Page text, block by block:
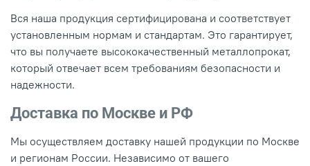
Вся наша продукция сертифицирована и соответствует
установленным нормам и стандартам. Это гарантирует,
что вы получаете высококачественный металлопрокат,
который отвечает всем требованиям безопасности и
надежности.
Доставка по Москве и РФ
Мы осуществляем доставку нашей продукции по Москве
и регионам России. Независимо от вашего